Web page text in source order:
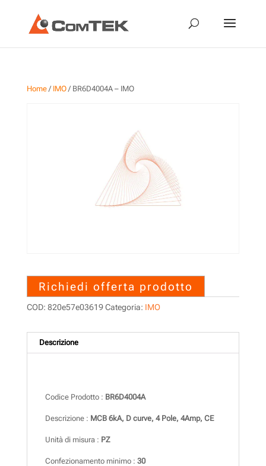
Home/ IMO/ BR6D4004A – IMO
Richiedi offerta prodotto
COD: 820e57e03619 Categoria: IMO
Descrizione
Codice Prodotto : BR6D4004A
Descrizione : MCB 6kA, D curve, 4 Pole, 4Amp, CE
Unità di misura : PZ
Confezionamento minimo : 30